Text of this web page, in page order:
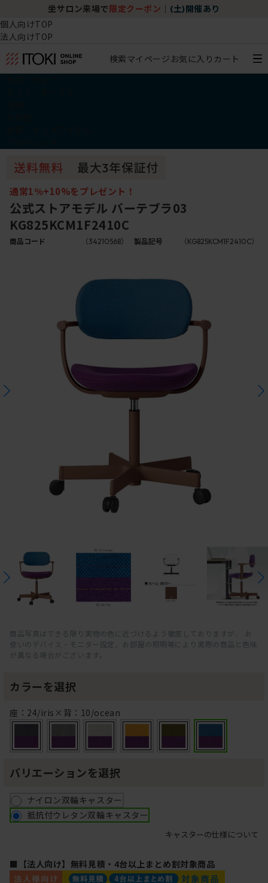
坐サロン来場で 限定クーポン (土)開催あり
個人向けTOP
法人向けTOP
検索マイページ お気に入り カート
通常1％+10%をプレゼント！
公式ストアモデル バーテブラ03
KG825KCM1F2410C
商品コード （34210568） 製品記号 （KG825KCM1F2410C）
商品写真はできる限り実物の色に近づけるよう徹底しておりますが、 お
使いのデバイス・モニター設定、お部屋の照明等により実際の商品と色味
が異なる場合がございます。
カラーを選択
座：24/iris×背：10/ocean
バリエーションを選択
ナイロン双輪キャスター
抵抗付ウレタン双輪キャスター
キャスターの仕様について
■【法人向け】無料見積・4台以上まとめ割対象商品